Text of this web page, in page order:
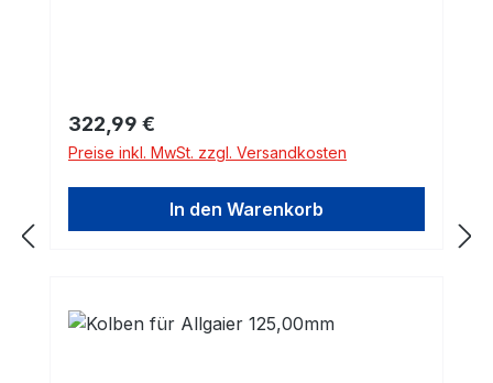
Regulärer Preis:
322,99 €
Preise inkl. MwSt. zzgl. Versandkosten
In den Warenkorb